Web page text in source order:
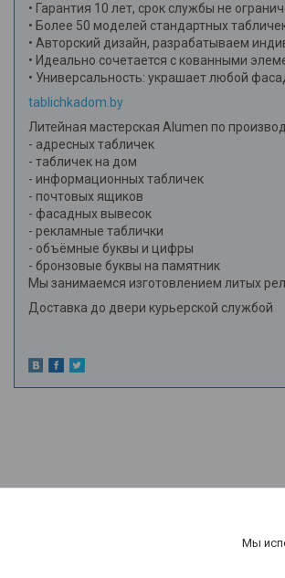
• Гарантия 10 лет, срок службы не
• Более 50 моделей стандартных
• Авторский дизайн, разрабатываем
• Идеально сочетается с кованными
• Универсальность: украшает любой
tablichkadom.by
Литейная мастерская Alumen по
- адресных табличек
- табличек на дом
- информационных табличек
- почтовых ящиков
- фасадных вывесок
- рекламные таблички
- объёмные буквы и цифры
- бронзовые буквы на памятник
Мы занимаемся изготовлением литых
Доставка до двери курьерской службой
Мы